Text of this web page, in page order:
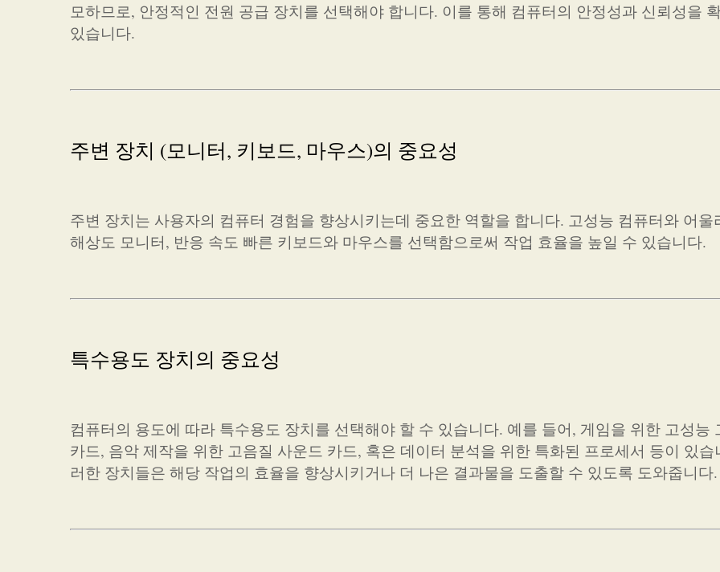
모하므로, 안정적인 전원 공급 장치를 선택해야 합니다. 이를 통해 컴퓨터의 안정성과 신뢰성을
있습니다.
주변 장치 (모니터, 키보드, 마우스)의 중요성
주변 장치는 사용자의 컴퓨터 경험을 향상시키는데 중요한 역할을 합니다. 고성능 컴퓨터와 어울
해상도 모니터, 반응 속도 빠른 키보드와 마우스를 선택함으로써 작업 효율을 높일 수 있습니다.
특수용도 장치의 중요성
컴퓨터의 용도에 따라 특수용도 장치를 선택해야 할 수 있습니다. 예를 들어, 게임을 위한 고성능
카드, 음악 제작을 위한 고음질 사운드 카드, 혹은 데이터 분석을 위한 특화된 프로세서 등이 있습
러한 장치들은 해당 작업의 효율을 향상시키거나 더 나은 결과물을 도출할 수 있도록 도와줍니다.